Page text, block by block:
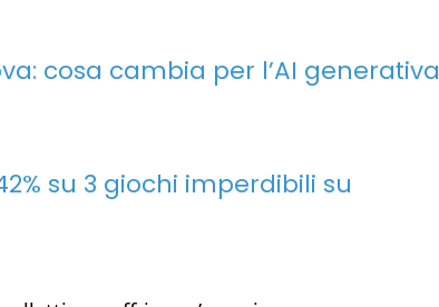
cosa cambia per l’AI generativa
su 3 giochi imperdibili su